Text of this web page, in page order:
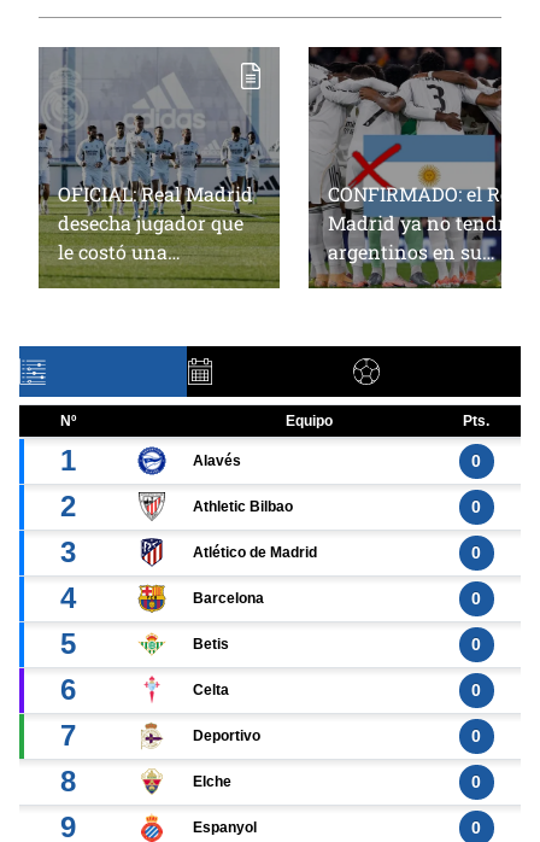
OFICIAL: Real Madrid
desecha jugador que
le costó una
MILLONADA de euros
CONFIRMADO: el Real
Madrid ya no tendrá
argentinos en su
plantilla y esta es la